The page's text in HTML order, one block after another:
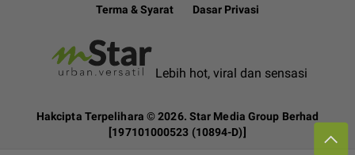
Terma & Syarat Dasar Privasi
Lebih hot, viral dan sensasi
Hakcipta Terpelihara ©2026. Star Media Group Berhad
[197101000523 (10894-D)]